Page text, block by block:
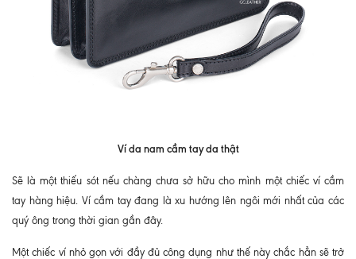
Ví da nam cầm tay da thật
Sẽ là một thiếu sót nếu chàng chưa sở hữu cho mình một chiếc ví cầm
tay hàng hiệu. Ví cầm tay đang là xu hướng lên ngôi mới nhất của các
quý ông trong thời gian gần đây.
Một chiếc ví nhỏ gọn với đầy đủ công dụng như thế này chắc hẳn sẽ trở